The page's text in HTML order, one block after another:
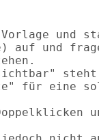
und
auf und
für eine